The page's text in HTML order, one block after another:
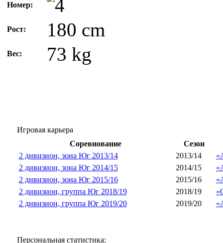
Номер:
Рост: 180 cm
Вес: 73 kg
Игровая карьера
Соревнование
Сезон
2 дивизион, зона Юг 2013/14
2013/14
2 дивизион, зона Юг 2014/15
2014/15
2 дивизион, зона Юг 2015/16
2015/16
2 дивизион, группа Юг 2018/19
2018/19
2 дивизион, группа Юг 2019/20
2019/20
Персональная статистика: